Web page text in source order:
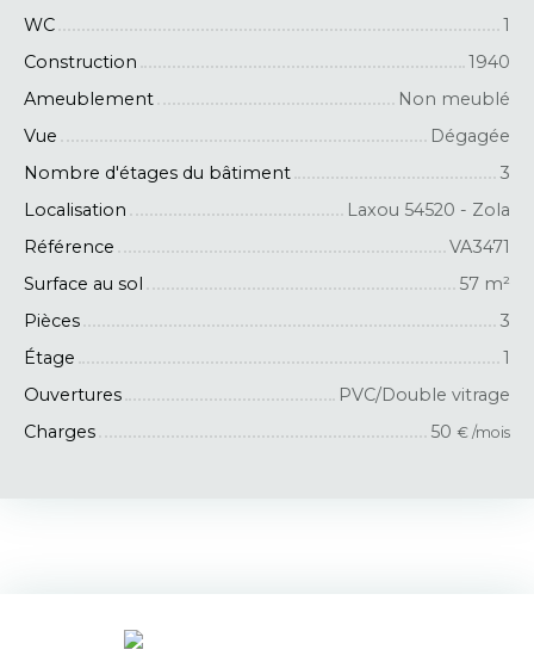
WC
1
Construction
1940
Ameublement
Non meublé
Vue
Dégagée
Nombre d'étages du bâtiment
3
Localisation
Laxou 54520 - Zola
Référence
VA3471
Surface au sol
57 m²
Pièces
3
Étage
1
Ouvertures
PVC/Double vitrage
Charges
50 € /mois